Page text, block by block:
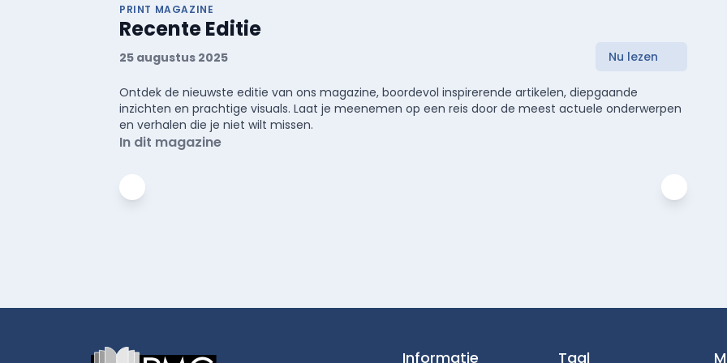
PRINT MAGAZINE
Recente Editie
25 augustus 2025 Nu lezen
Ontdek de nieuwste editie van ons magazine, boordevol inspirerende artikelen, diepgaande
inzichten en prachtige visuals. Laat je meenemen op een reis door de meest actuele onderwerpen
en verhalen die je niet wilt missen.
In dit magazine
Informatie Taal